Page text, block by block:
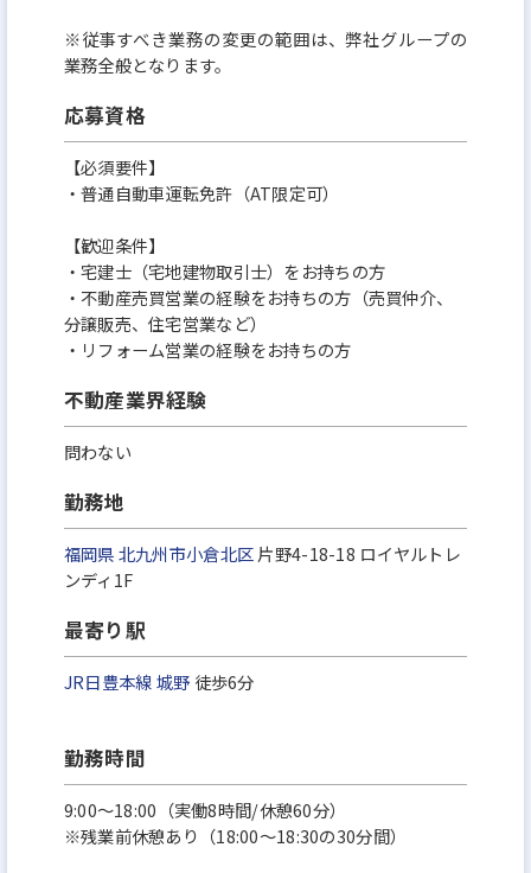
※従事すべき業務の変更の範囲は、弊社グループの
業務全般となります。
応募資格
【必須要件】
・普通自動車運転免許（AT限定可）
【歓迎条件】
・宅建士（宅地建物取引士）をお持ちの方
・不動産売買営業の経験をお持ちの方（売買仲介、
分譲販売、住宅営業など）
・リフォーム営業の経験をお持ちの方
不動産業界経験
問わない
勤務地
福岡県北九州市小倉北区片野4-18-18 ロイヤルトレ
ンディ1F
最寄り駅
JR日豊本線城野 徒歩6分
勤務時間
9:00～18:00（実働8時間/休憩60分）
※残業前休憩あり（18:00～18:30の30分間）